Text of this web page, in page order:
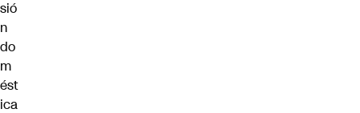
sió
n
do
m
ést
ica